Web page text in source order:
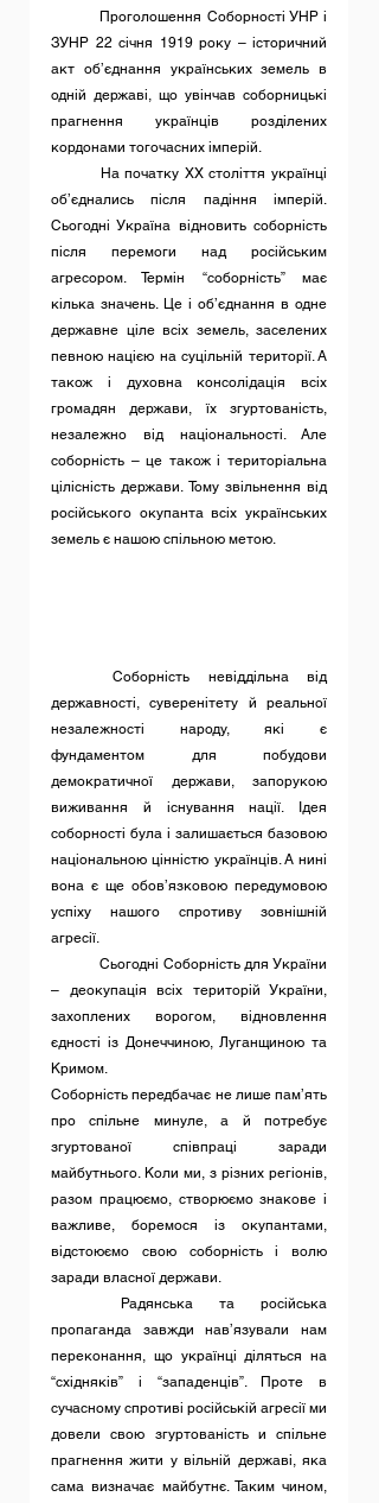
	Проголошення Соборності УНР і
ЗУНР 22 січня 1919 року – історичний
акт об’єднання українських земель в
одній державі, що увінчав соборницькі
прагнення українців розділених
кордонами тогочасних імперій.
об’єднались після падіння імперій.
Сьогодні Україна відновить соборність
після перемоги над російським
агресором. Термін “соборність” має
кілька значень. Це і об’єднання в одне
державне ціле всіх земель, заселених
певною нацією на суцільній території. А
також і духовна консолідація всіх
громадян держави, їх згуртованість,
незалежно від національності. Але
соборність – це також і територіальна
цілісність держави. Тому звільнення від
російського окупанта всіх українських
земель є нашою спільною метою.
	Соборність невіддільна від
державності, суверенітету й реальної
незалежності народу, які є
фундаментом для побудови
демократичної держави, запорукою
виживання й існування нації. Ідея
соборності була і залишається базовою
національною цінністю українців. А нині
вона є ще обов’язковою передумовою
успіху нашого спротиву зовнішній
агресії.
– деокупація всіх територій України,
захоплених ворогом, відновлення
єдності із Донеччиною, Луганщиною та
Кримом.
Соборність передбачає не лише пам’ять
про спільне минуле, а й потребує
згуртованої співпраці заради
майбутнього. Коли ми, з різних регіонів,
разом працюємо, створюємо знакове і
важливе, боремося із окупантами,
відстоюємо свою соборність і волю
заради власної держави.
пропаганда завжди нав’язували нам
переконання, що українці діляться на
“східняків” і “западенців”. Проте в
сучасному спротиві російській агресії ми
довели свою згуртованість и спільне
прагнення жити у вільній державі, яка
сама визначає майбутнє. Таким чином,